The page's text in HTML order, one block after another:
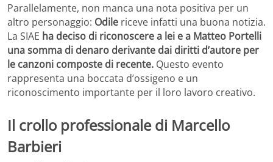
Parallelamente, non manca una nota positiva per un
altro personaggio: Odile riceve infatti una buona notizia.
La SIAE ha deciso di riconoscere a lei e a Matteo Portelli
una somma di denaro derivante dai diritti d’autore per
le canzoni composte di recente. Questo evento
rappresenta una boccata d’ossigeno e un
riconoscimento importante per il loro lavoro creativo.
Il crollo professionale di Marcello
Barbieri